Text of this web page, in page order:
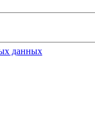
данных